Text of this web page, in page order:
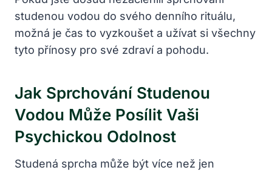
studenou vodou do svého denního rituálu,
⁣možná je čas ⁢to vyzkoušet a užívat si všechny
tyto přínosy pro své zdraví a pohodu.
Jak Sprchování Studenou
Vodou Může Posílit Vaši⁢
Psychickou Odolnost
Studená sprcha může být více než jen